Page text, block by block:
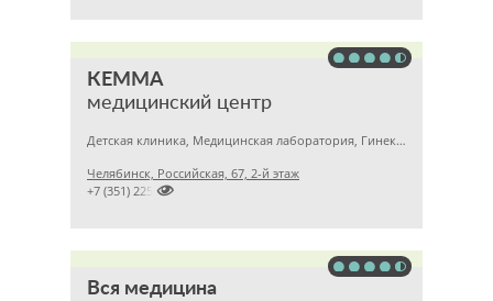
КЕММА
медицинский центр
Детская клиника, Медицинская лаборатория, Гинекология
Челябинск, Российская, 67, 2-й этаж

+7 (351) 2256145
Вся медицина